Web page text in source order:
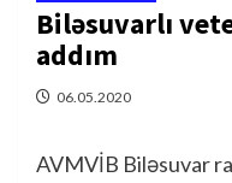
Biləsuvarlı
addım
06.05.2020
AVMVİB Biləsuvar